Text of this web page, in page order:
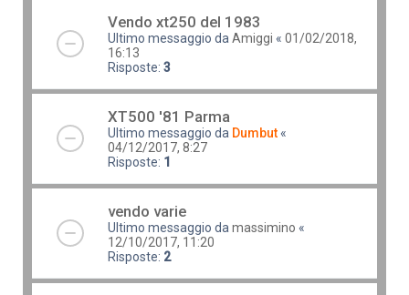
Vendo xt250 del 1983
Ultimo messaggio da Amiggi « 01/02/2018,
16:13
Risposte: 3
XT500 '81 Parma
Ultimo messaggio da Dumbut «
04/12/2017, 8:27
Risposte: 1
vendo varie
Ultimo messaggio da massimino «
12/10/2017, 11:20
Risposte: 2